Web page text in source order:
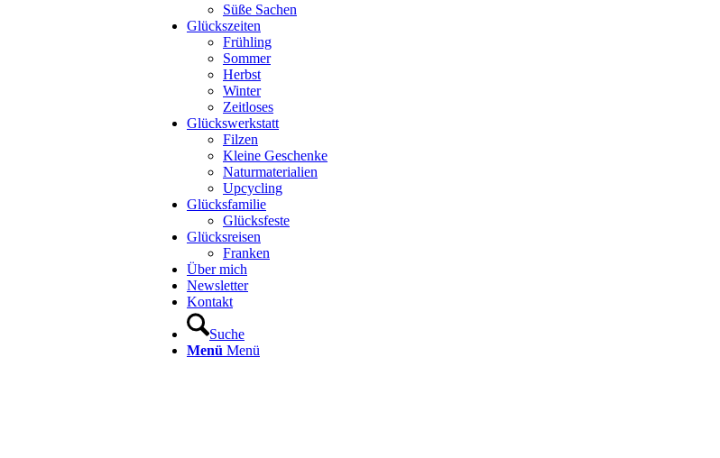
Süße Sachen
Glückszeiten
Frühling
Sommer
Herbst
Winter
Zeitloses
Glückswerkstatt
Filzen
Kleine Geschenke
Naturmaterialien
Upcycling
Glücksfamilie
Glücksfeste
Glücksreisen
Franken
Über mich
Newsletter
Kontakt
Suche
Menü Menü